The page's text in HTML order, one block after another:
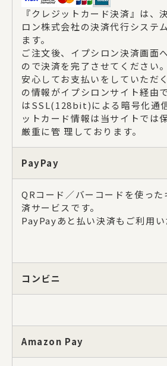
『クレジットカード決済』は、
ロン株式会社の決済代行システ
ます。
ご注文後、イプシロン決済画面
ので決済を完了させてください。
安心してお支払いをしていただ
の情報がイプシロンサイト経由
はSSL(128bit)による暗号化通
ットカード情報は当サイトでは
厳重に管 理しております。
PayPay
QRコード／バーコードを使っ
済サービスです。
PayPayあと払い決済もご利用い
コンビニ
Amazon Pay